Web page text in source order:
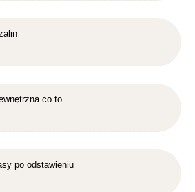
co to
po odstawieniu